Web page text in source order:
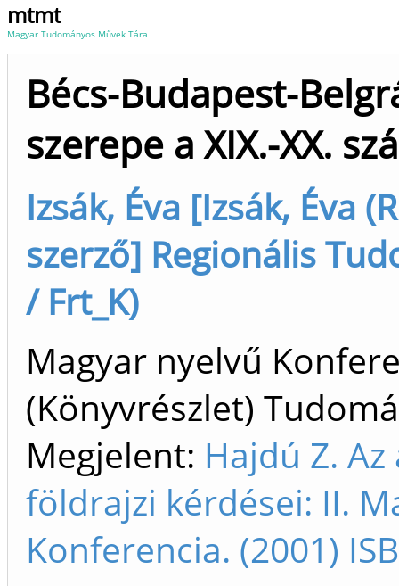
mtmt
Magyar Tudományos Művek Tára
Bécs-Budapest-
szerepe a XIX.-XX.
Izsák, Éva [Izsák, Éva
szerző] Regionális
/ Frt_K)
Magyar nyelvű
(Könyvrészlet)
Megjelent: Hajdú Z.
földrajzi kérdései: II.
Konferencia. (2001)